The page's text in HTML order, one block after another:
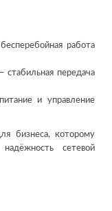
работа
стабильная передача
и управление
бизнеса, которому
сетевой